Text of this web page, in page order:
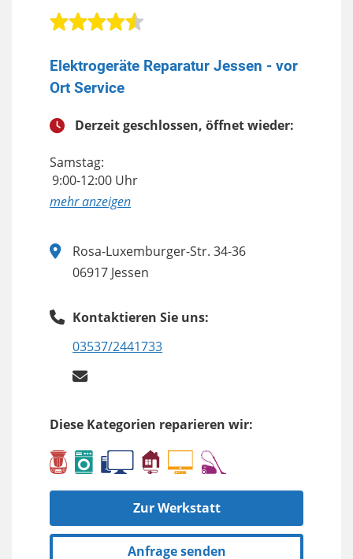
Elektrogeräte Reparatur Jessen - vor
Ort Service
Derzeit geschlossen, öffnet wieder:
Samstag:
9:00-12:00 Uhr
anzeigen
Rosa-Luxemburger-Str. 34-36
06917 Jessen
Kontaktieren Sie uns:
03537/2441733
Diese Kategorien reparieren wir:
Zur Werkstatt
Anfrage senden